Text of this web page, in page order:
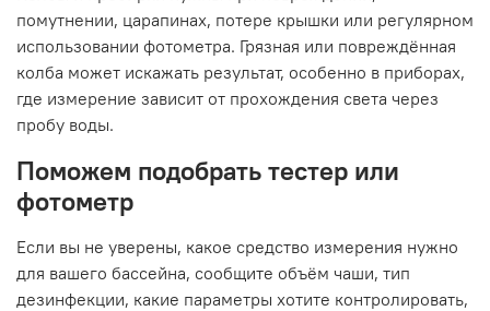
помутнении, царапинах, потере крышки или регулярном
использовании фотометра. Грязная или повреждённая
колба может искажать результат, особенно в приборах,
где измерение зависит от прохождения света через
пробу воды.
Поможем подобрать тестер или
фотометр
Если вы не уверены, какое средство измерения нужно
для вашего бассейна, сообщите объём чаши, тип
дезинфекции, какие параметры хотите контролировать,